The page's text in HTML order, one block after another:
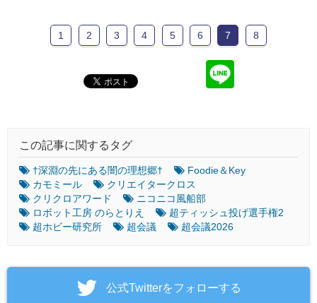
1 2 3 4 5 6 7 8
この記事に関するタグ
†深淵の先にある闇の理想郷†
Foodie＆Key
カモミール
クリエイタークロス
クリクロアワード
ニコニコ風船部
ロボット工房 のらとりえ
超ティッシュ投げ選手権2
超ホビー研究所
超会議 超会議2026
‎公式Twitterをフォローする